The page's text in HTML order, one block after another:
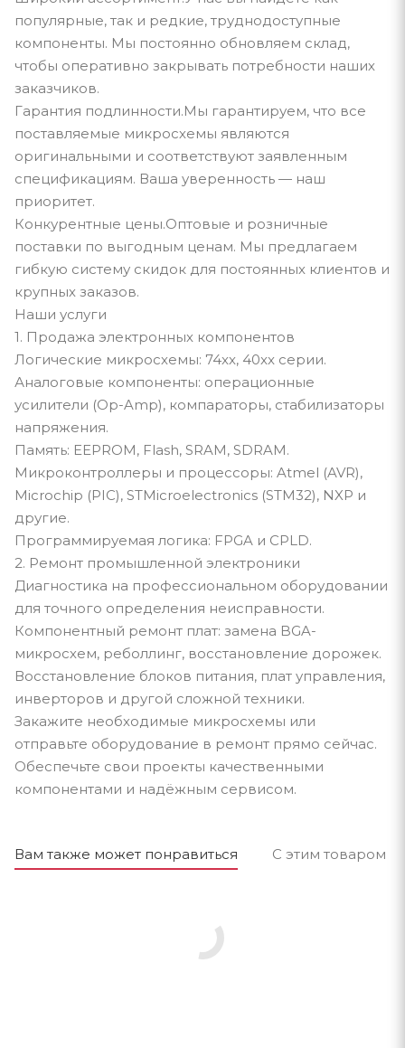
популярные, так и редкие, труднодоступные
компоненты. Мы постоянно обновляем склад,
чтобы оперативно закрывать потребности наших
заказчиков.
Гарантия подлинности.Мы гарантируем, что все
поставляемые микросхемы являются
оригинальными и соответствуют заявленным
спецификациям. Ваша уверенность — наш
приоритет.
Конкурентные цены.Оптовые и розничные
поставки по выгодным ценам. Мы предлагаем
гибкую систему скидок для постоянных клиентов и
крупных заказов.
Наши услуги
1. Продажа электронных компонентов
Логические микросхемы: 74xx, 40xx серии.
Аналоговые компоненты: операционные
усилители (Op-Amp), компараторы, стабилизаторы
напряжения.
Память: EEPROM, Flash, SRAM, SDRAM.
Микроконтроллеры и процессоры: Atmel (AVR),
Microchip (PIC), STMicroelectronics (STM32), NXP и
другие.
Программируемая логика: FPGA и CPLD.
2. Ремонт промышленной электроники
Диагностика на профессиональном оборудовании
для точного определения неисправности.
Компонентный ремонт плат: замена BGA-
микросхем, реболлинг, восстановление дорожек.
Восстановление блоков питания, плат управления,
инверторов и другой сложной техники.
Закажите необходимые микросхемы или
отправьте оборудование в ремонт прямо сейчас.
Обеспечьте свои проекты качественными
компонентами и надёжным сервисом.
Вам также может понравиться С этим товаром